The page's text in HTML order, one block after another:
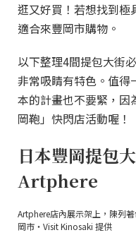
逛又好買！若想找到極
適合來豐岡市購物。
以下整理4間提包大街
非常吸睛有特色。值得
本的計畫也不要緊，因
岡鞄」快閃店活動喔！
日本豐岡提包
Artphere
Artphere店內展示架上，陳列
岡市・Visit Kinosaki 提供